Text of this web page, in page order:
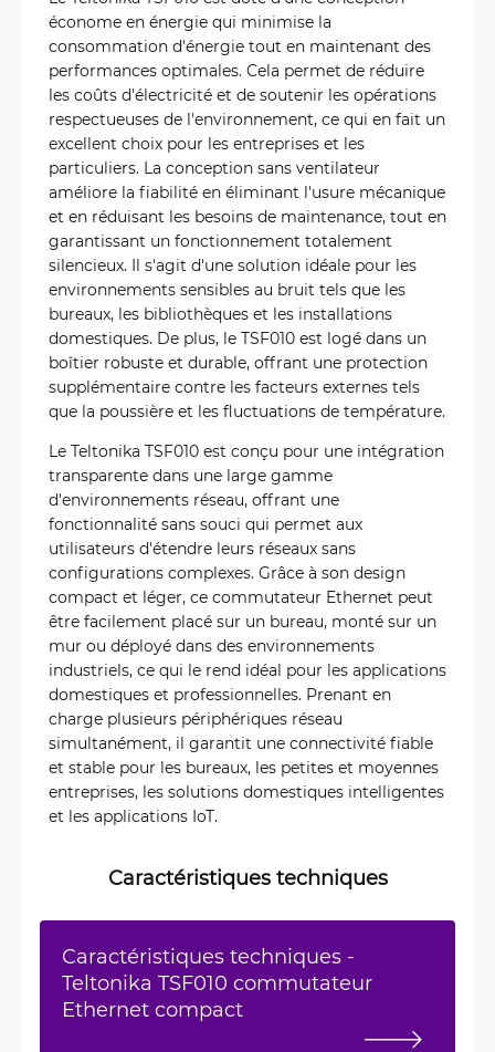
économe en énergie qui minimise la
consommation d'énergie tout en maintenant des
performances optimales. Cela permet de réduire
les coûts d'électricité et de soutenir les opérations
respectueuses de l'environnement, ce qui en fait un
excellent choix pour les entreprises et les
particuliers. La conception sans ventilateur
améliore la fiabilité en éliminant l'usure mécanique
et en réduisant les besoins de maintenance, tout en
garantissant un fonctionnement totalement
silencieux. Il s'agit d'une solution idéale pour les
environnements sensibles au bruit tels que les
bureaux, les bibliothèques et les installations
domestiques. De plus, le TSF010 est logé dans un
boîtier robuste et durable, offrant une protection
supplémentaire contre les facteurs externes tels
que la poussière et les fluctuations de température.
Le Teltonika TSF010 est conçu pour une intégration
transparente dans une large gamme
d'environnements réseau, offrant une
fonctionnalité sans souci qui permet aux
utilisateurs d'étendre leurs réseaux sans
configurations complexes. Grâce à son design
compact et léger, ce commutateur Ethernet peut
être facilement placé sur un bureau, monté sur un
mur ou déployé dans des environnements
industriels, ce qui le rend idéal pour les applications
domestiques et professionnelles. Prenant en
charge plusieurs périphériques réseau
simultanément, il garantit une connectivité fiable
et stable pour les bureaux, les petites et moyennes
entreprises, les solutions domestiques intelligentes
et les applications IoT.
Caractéristiques techniques
Caractéristiques techniques -
Teltonika TSF010 commutateur
Ethernet compact